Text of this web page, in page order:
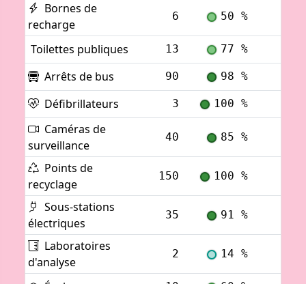
Bornes de
recharge
6 50 %
Toilettes publiques 13 77 %
Arrêts de bus 90 98 %
Défibrillateurs 3 100 %
Caméras de
surveillance
40 85 %
Points de
recyclage
150 100 %
Sous-stations
électriques
35 91 %
Laboratoires
d'analyse
2 14 %